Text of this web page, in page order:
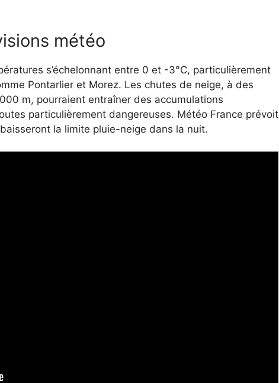
météo
s’échelonnant entre 0 et -3°C, particulièrement
Pontarlier et Morez. Les chutes de neige, à des
m, pourraient entraîner des accumulations
particulièrement dangereuses. Météo France prévoit
la limite pluie-neige dans la nuit.